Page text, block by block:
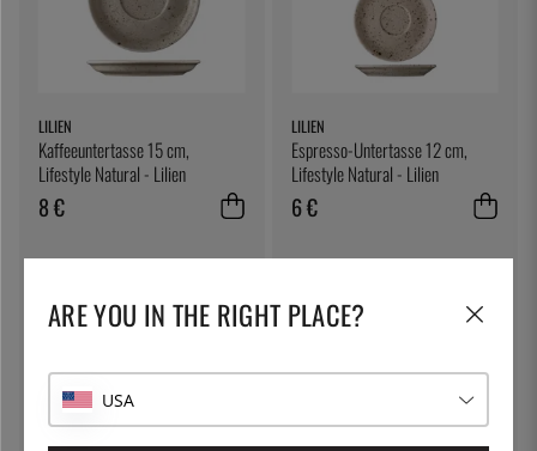
LILIEN
Kaffeeuntertasse 15 cm,
Lifestyle Natural - Lilien
8 €
LILIEN
Espresso-Untertasse 12 cm,
Lifestyle Natural - Lilien
6 €
ARE YOU IN THE RIGHT PLACE?
USA